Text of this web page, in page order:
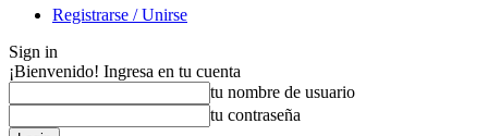
Registrarse / Unirse
Sign in
¡Bienvenido! Ingresa en tu cuenta
tu nombre de usuario
tu contraseña